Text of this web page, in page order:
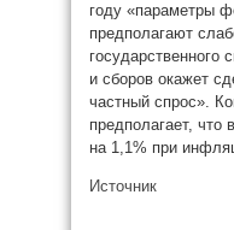
году «параметры
предполагают
государственного
и сборов окажет
частный спрос».
предполагает,
на 1,1% при
Источник